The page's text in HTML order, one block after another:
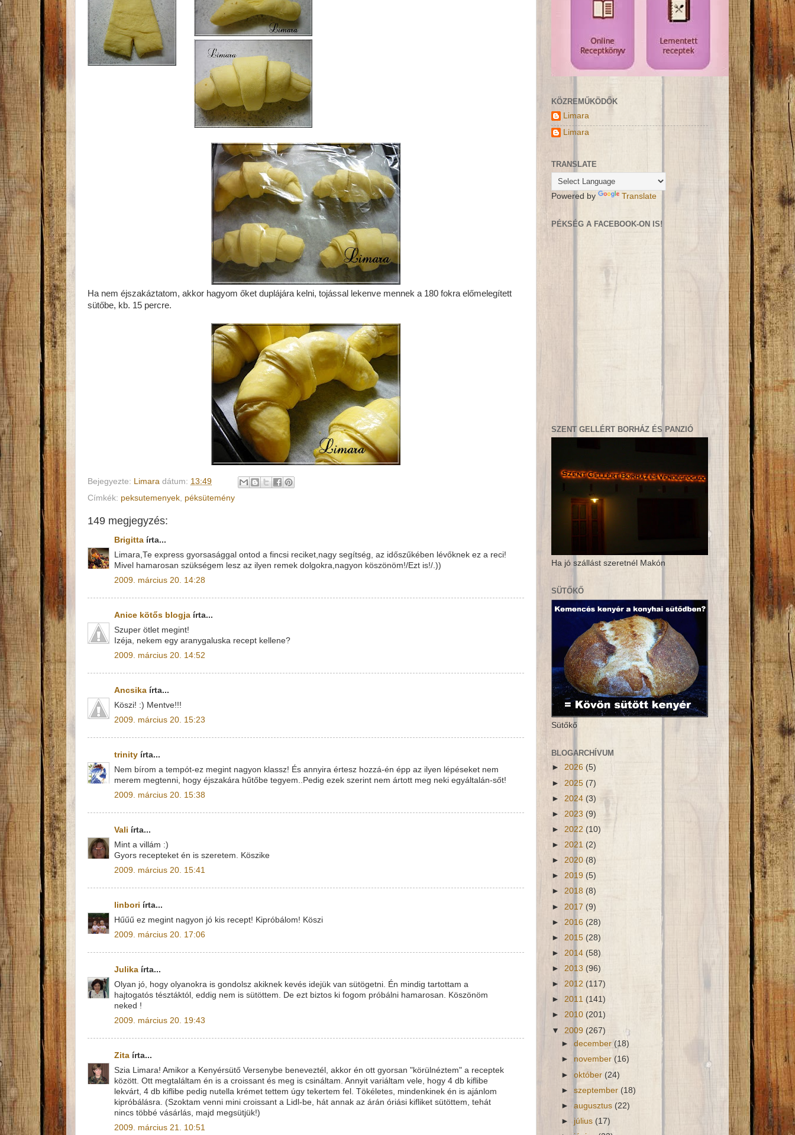
Ha nem éjszakáztatom, akkor hagyom őket duplájára kelni, tojással lekenve mennek a 180 fokra előmelegített
sütőbe, kb. 15 percre.
Bejegyezte: Limara dátum: 13:49
Címkék: peksutemenyek péksütemény
149 megjegyzés:
Brigitta írta...
Limara,Te express gyorsasággal ontod a fincsi reciket,nagy segítség, az időszűkében lévőknek ez a reci!
Mivel hamarosan szükségem lesz az ilyen remek dolgokra,nagyon köszönöm!/Ezt is!/.))
2009. március 20. 14:28
Anice kötős blogja írta...
Szuper ötlet megint!
Izéja, nekem egy aranygaluska recept kellene?
2009. március 20. 14:52
Ancsika írta...
Köszi! :) Mentve!!!
2009. március 20. 15:23
trinity írta...
Nem bírom a tempót-ez megint nagyon klassz! És annyira értesz hozzá-én épp az ilyen lépéseket nem
merem megtenni, hogy éjszakára hűtőbe tegyem..Pedig ezek szerint nem ártott meg neki egyáltalán-sőt!
2009. március 20. 15:38
Vali írta...
Mint a villám :)
Gyors recepteket én is szeretem. Köszike
2009. március 20. 15:41
linbori írta...
Hűűű ez megint nagyon jó kis recept! Kipróbálom! Köszi
2009. március 20. 17:06
Julika írta...
Olyan jó, hogy olyanokra is gondolsz akiknek kevés idejük van sütögetni. Én mindig tartottam a
hajtogatós tésztáktól, eddig nem is sütöttem. De ezt biztos ki fogom próbálni hamarosan. Köszönöm
neked !
2009. március 20. 19:43
Zita írta...
Szia Limara! Amikor a Kenyérsütő Versenybe beneveztél, akkor én ott gyorsan "körülnéztem" a receptek
között. Ott megtaláltam én is a croissant és meg is csináltam. Annyit variáltam vele, hogy 4 db kiflibe
lekvárt, 4 db kiflibe pedig nutella krémet tettem úgy tekertem fel. Tökéletes, mindenkinek én is ajánlom
kipróbálásra. (Szoktam venni mini croissant a Lidl-be, hát annak az árán óriási kifliket sütöttem, tehát
nincs többé vásárlás, majd megsütjük!)
2009. március 21. 10:51
KÖZREMŰKÖDŐK
Limara
Limara
TRANSLATE
Powered by Translate
PÉKSÉG A FACEBOOK-ON IS!
SZENT GELLÉRT BORHÁZ ÉS PANZIÓ
Ha jó szállást szeretnél Makón
SÜTŐKŐ
Sütőkő
BLOGARCHÍVUM
► 2026 (5)
► 2025 (7)
► 2024 (3)
► 2023 (9)
► 2022 (10)
► 2021 (2)
► 2020 (8)
► 2019 (5)
► 2018 (8)
► 2017 (9)
► 2016 (28)
► 2015 (28)
► 2014 (58)
► 2013 (96)
► 2012 (117)
► 2011 (141)
► 2010 (201)
▼ 2009 (267)
►december (18)
► november(16)
►október (24)
►szeptember (18)
►augusztus (22)
► július (17)